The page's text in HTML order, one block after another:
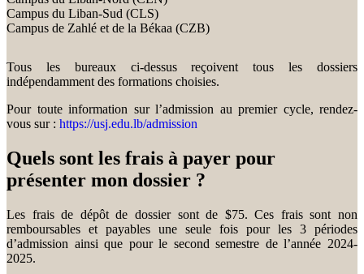
Campus du Liban-Sud (CLS)
Campus de Zahlé et de la Békaa (CZB)
Tous les bureaux ci-dessus reçoivent tous les dossiers
indépendamment des formations choisies.
Pour toute information sur l’admission au premier cycle, rendez-
vous sur : https://usj.edu.lb/admission
Quels sont les frais à payer pour
présenter mon dossier ?
Les frais de dépôt de dossier sont de $75. Ces frais sont non
remboursables et payables une seule fois pour les 3 périodes
d’admission ainsi que pour le second semestre de l’année 2024-
2025.